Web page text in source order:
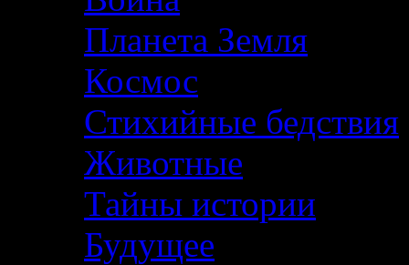
Планета Земля
Космос
Стихийные бедствия
Животные
Тайны истории
Будущее